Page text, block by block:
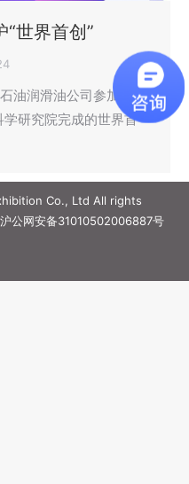
世界首创”
油润滑油公司参加了国
研究院完成的世界首
Co., Ltd All rights
公网安备31010502006887号